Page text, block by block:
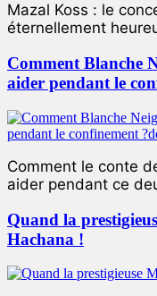
Mazal Koss : le
éternellement
Comment Blanche
aider pendant le
Comment le conte
aider pendant ce
Quand la
Hachana !